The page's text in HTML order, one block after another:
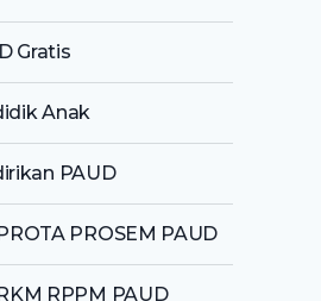
Gratis
Anak
PAUD
PROSEM PAUD
RPPM PAUD